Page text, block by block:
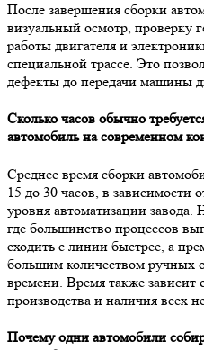
После завершения сборки
визуальный осмотр, проверку
работы двигателя и
специальной трассе. Это
дефекты до передачи машины
Сколько часов обычно
автомобиль на современном
Среднее время сборки
15 до 30 часов, в зависимости
уровня автоматизации
где большинство процессов
сходить с линии быстрее, а
большим количеством ручных
времени. Время также зависит
производства и наличия всех
Почему одни автомобили